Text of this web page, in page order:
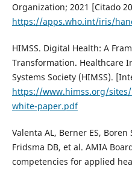
Organization; 2021 [Citado
https://apps.who.int/iris/
HIMSS. Digital Health: A
Transformation. Healthcare
Systems Society (HIMSS).
https://www.himss.org/
white-paper.pdf
Valenta AL, Berner ES, Boren
Fridsma DB, et al. AMIA
competencies for applied